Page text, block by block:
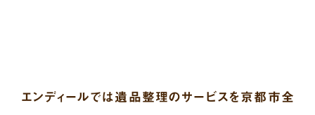
エンディールでは遺品整理のサービスを京都市全